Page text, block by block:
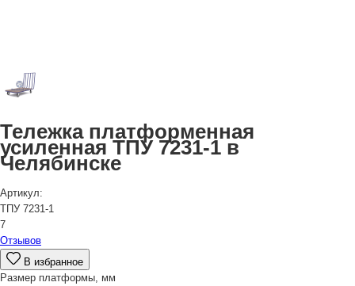
Тележка платформенная
усиленная ТПУ 7231-1 в
Челябинске
Артикул:
ТПУ 7231-1
7
Отзывов
В избранное
Размер платформы, мм